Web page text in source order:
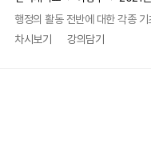
행정의 활동 전반에 대한 각종
차시보기
강의담기